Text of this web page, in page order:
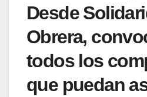
Desde
Obrera,
todos los
que puedan